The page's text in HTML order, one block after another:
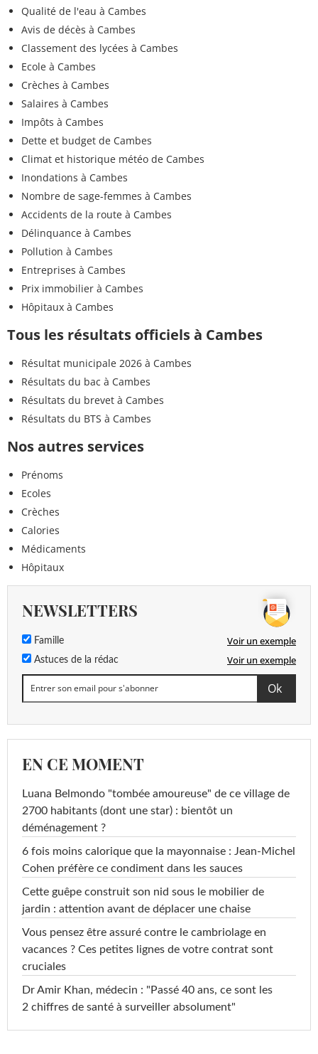
Qualité de l'eau à Cambes
Avis de décès à Cambes
Classement des lycées à Cambes
Ecole à Cambes
Crèches à Cambes
Salaires à Cambes
Impôts à Cambes
Dette et budget de Cambes
Climat et historique météo de Cambes
Inondations à Cambes
Nombre de sage-femmes à Cambes
Accidents de la route à Cambes
Délinquance à Cambes
Pollution à Cambes
Entreprises à Cambes
Prix immobilier à Cambes
Hôpitaux à Cambes
Tous les résultats officiels à Cambes
Résultat municipale 2026 à Cambes
Résultats du bac à Cambes
Résultats du brevet à Cambes
Résultats du BTS à Cambes
Nos autres services
Prénoms
Ecoles
Crèches
Calories
Médicaments
Hôpitaux
NEWSLETTERS
Famille Voir un exemple
Astuces de la rédac Voir un exemple
EN CE MOMENT
Luana Belmondo "tombée amoureuse" de ce village de
2700 habitants (dont une star) : bientôt un
déménagement ?
6 fois moins calorique que la mayonnaise : Jean-Michel
Cohen préfère ce condiment dans les sauces
Cette guêpe construit son nid sous le mobilier de
jardin : attention avant de déplacer une chaise
Vous pensez être assuré contre le cambriolage en
vacances ? Ces petites lignes de votre contrat sont
cruciales
Dr Amir Khan, médecin : "Passé 40 ans, ce sont les
2 chiffres de santé à surveiller absolument"